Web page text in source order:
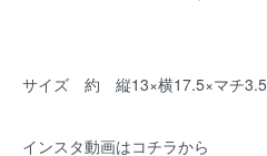
サイズ 約 縦13×横17.5×マチ3.5
インスタ動画はコチラから